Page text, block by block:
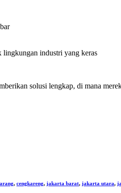
lingkungan industri yang keras
solusi lengkap, di mana
, cengkareng, jakarta barat, jakarta utara,